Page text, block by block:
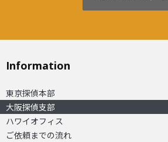
Information
東京探偵本部
大阪探偵支部
ハワイオフィス
ご依頼までの流れ